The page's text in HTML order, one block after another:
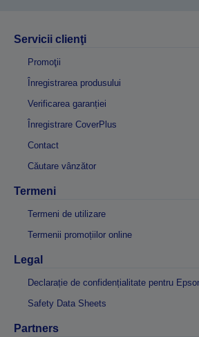
Servicii clienţi
Promoţii
Înregistrarea produsului
Verificarea garanției
Înregistrare CoverPlus
Contact
Căutare vânzător
Termeni
Termeni de utilizare
Termenii promoțiilor online
Legal
Declarație de confidențialitate pentru
Safety Data Sheets
Partners